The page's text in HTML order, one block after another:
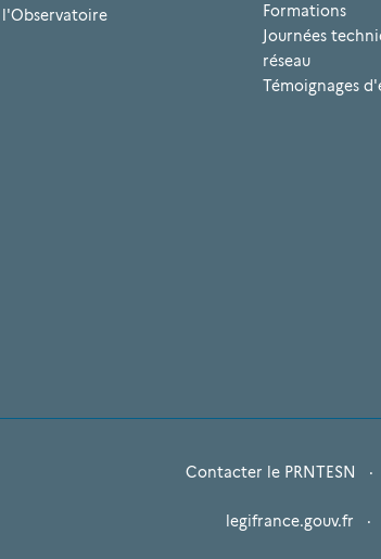
l'Observatoire
Formations
Journées
réseau
Témoignages
Contacter le PRNTESN ·
legifrance.gouv.fr ·